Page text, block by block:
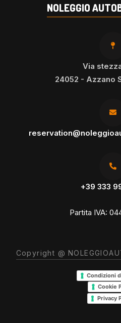
NOLEGGIO
Via
24052 - Azzano
+39 333
Partita IVA:
Copyright @
Condizioni
Cookie
Privacy